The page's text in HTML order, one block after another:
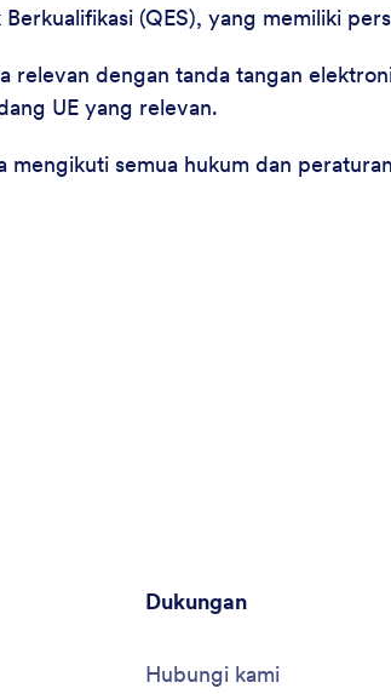
(QES), yang memiliki
relevan dengan tanda tangan
UE yang relevan.
semua hukum dan
Dukungan
Hubungi kami